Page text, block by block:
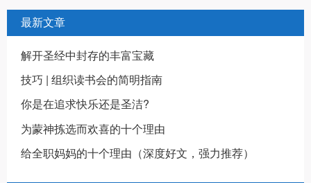
最新文章
解开圣经中封存的丰富宝藏
技巧 | 组织读书会的简明指南
你是在追求快乐还是圣洁?
为蒙神拣选而欢喜的十个理由
给全职妈妈的十个理由（深度好文，强力推荐）